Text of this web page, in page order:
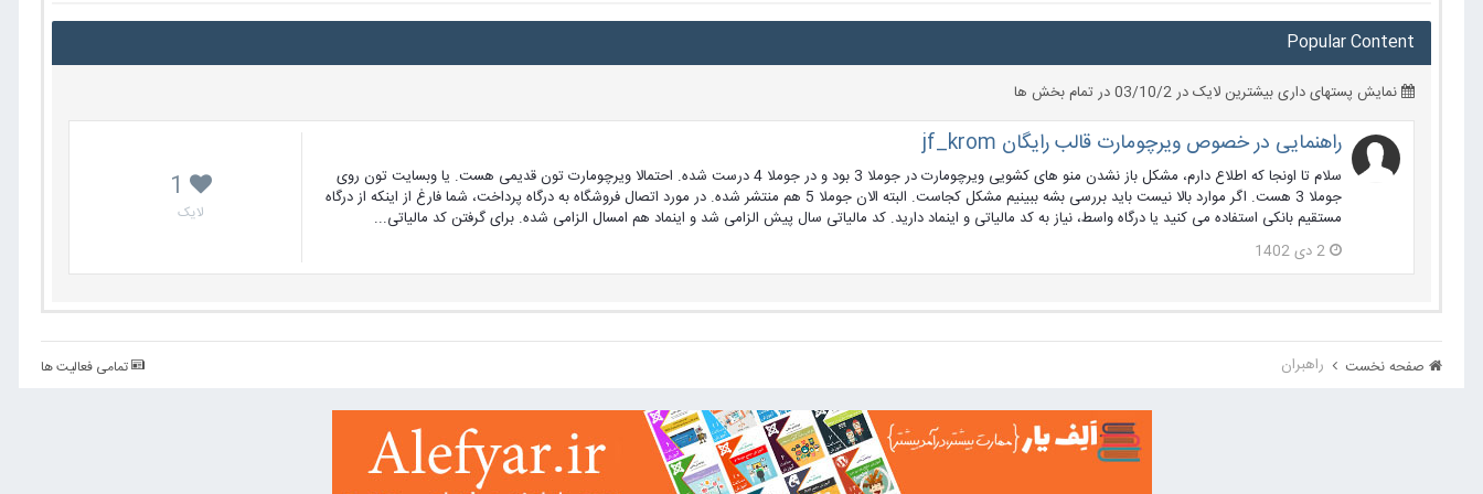
Popular Content
نمایش پستهای داری بیشترین لایک در 03/10/2 در تمام بخش ها
لایک
راهنمایی در خصوص ویرچومارت قالب رایگان jf_krom
سلام تا اونجا که اطلاع دارم، مشکل باز نشدن منو های کشویی ویرچومارت در جوملا 3 بود و در جوملا 4 درست شده. احتمالا ویرچومارت تون قدیمی هست. یا وبسایت تون روی
جوملا 3 هست. اگر موارد بالا نیست باید بررسی بشه ببینیم مشکل کجاست. البته الان جوملا 5 هم منتشر شده. در مورد اتصال فروشگاه به درگاه پرداخت، شما فارغ از اینکه از درگاه
مستقیم بانکی استفاده می کنید یا درگاه واسط، نیاز به کد مالیاتی و اینماد دارید. کد مالیاتی سال پیش الزامی شد و اینماد هم امسال الزامی شده. برای گرفتن کد مالیاتی...
2 دی 1402
تمامی فعالیت ها صفحه نخست راهبران